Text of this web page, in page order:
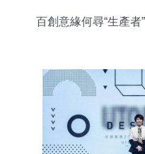
百創意緣何尋“生產